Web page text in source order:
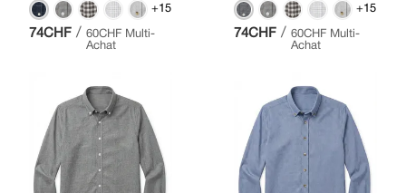
+15
74CHF / 60CHF Multi-
Achat
+15
74CHF / 60CHF Multi-
Achat